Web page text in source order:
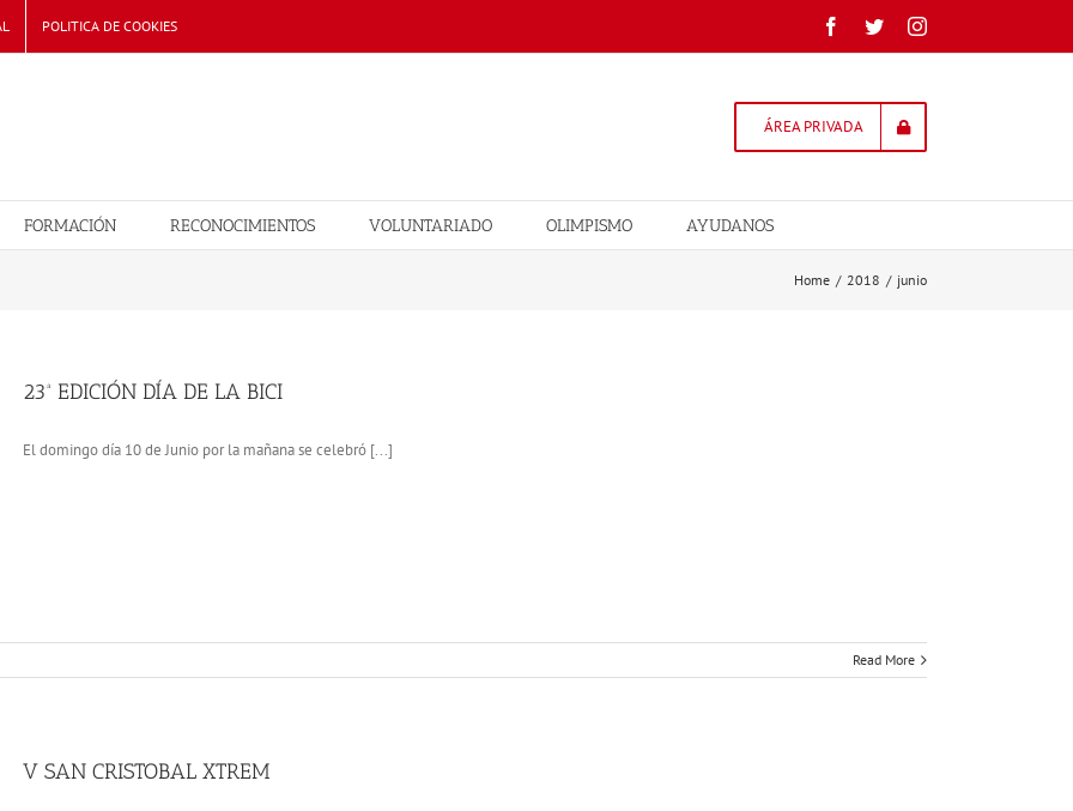
POLITICA DE COOKIES Facebook
TwitterInstagram
ÁREA PRIVADA
FORMACIÓN RECONOCIMIENTOS VOLUNTARIADO OLIMPISMO AYUDANOS
Home / 2018 / junio
23ª EDICIÓN DÍA DE LA BICI
El domingo día 10 de Junio por la mañana se celebró [...]
Read More
V SAN CRISTOBAL XTREM